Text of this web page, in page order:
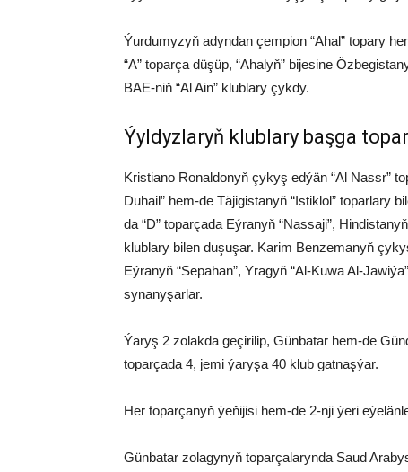
Ýurdumyzyň adyndan çempion “Ahal” topary
“A” toparça düşüp, “Ahalyň” bijesine
BAE-niň “Al Ain” klublary çykdy.
Ýyldyzlaryň klublary başga
Kristiano Ronaldonyň çykyş edýän “Al Nassr”
Duhail” hem-de Täjigistanyň “Istiklol” toparlary
da “D” toparçada Eýranyň “Nassaji”,
klublary bilen duşuşar. Karim Benzemanyň
Eýranyň “Sepahan”, Yragyň “Al-Kuwa Al-
synanyşarlar.
Ýaryş 2 zolakda geçirilip, Günbatar hem-de
toparçada 4, jemi ýaryşa 40 klub gatnaşýar.
Her toparçanyň ýeňijisi hem-de 2-nji ýeri
Günbatar zolagynyň toparçalarynda Saud